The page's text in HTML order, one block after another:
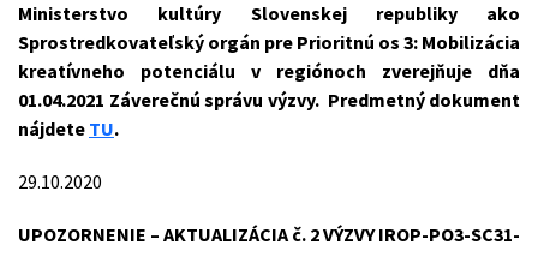
Ministerstvo kultúry Slovenskej republiky ako
Sprostredkovateľský orgán pre Prioritnú os 3: Mobilizácia
kreatívneho potenciálu v regiónoch zverejňuje dňa
01.04.2021 Záverečnú správu výzvy. Predmetný dokument
nájdete TU.
29.10.2020
UPOZORNENIE – AKTUALIZÁCIA č. 2 VÝZVY IROP-PO3-SC31-